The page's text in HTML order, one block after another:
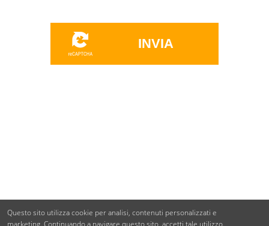
INVIA
Questo sito utilizza cookie per analisi, contenuti personalizzati e
marketing. Continuando a navigare questo sito, accetti tale utilizzo.